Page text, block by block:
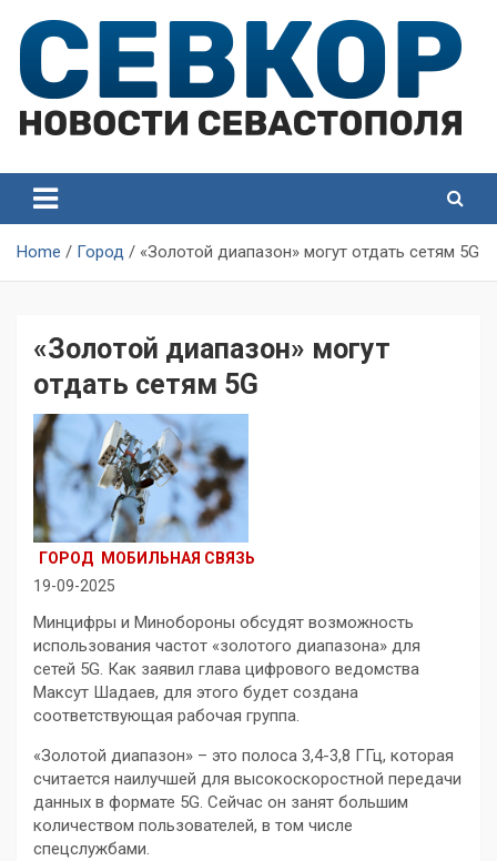
content
Севастополя
Севастополя
Home Город «Золотой диапазон» могут отдать сетям 5G
«Золотой диапазон» могут
отдать сетям 5G
ГОРОД
МОБИЛЬНАЯ СВЯЗЬ
19-09-2025
Минцифры и Минобороны обсудят возможность
использования частот «золотого диапазона» для
сетей 5G. Как заявил глава цифрового ведомства
Максут Шадаев, для этого будет создана
соответствующая рабочая группа.
«Золотой диапазон» – это полоса 3,4-3,8 ГГц, которая
считается наилучшей для высокоскоростной передачи
данных в формате 5G. Сейчас он занят большим
количеством пользователей, в том числе
спецслужбами.